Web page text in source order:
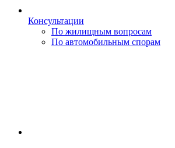
Консультации
По жилищным вопросам
По автомобильным спорам